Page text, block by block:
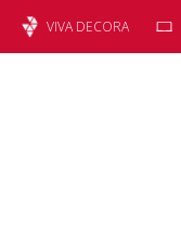
VIVA DECORA